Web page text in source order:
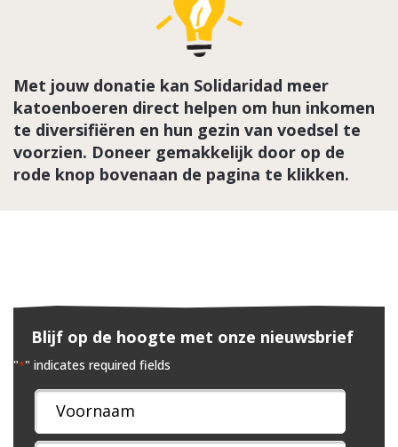
Met jouw donatie kan Solidaridad meer
katoenboeren direct helpen om hun inkomen
te diversifiëren en hun gezin van voedsel te
voorzien. Doneer gemakkelijk door op de
rode knop bovenaan de pagina te klikken.
Blijf op de hoogte met onze nieuwsbrief
"*" indicates required fields
Naam
*